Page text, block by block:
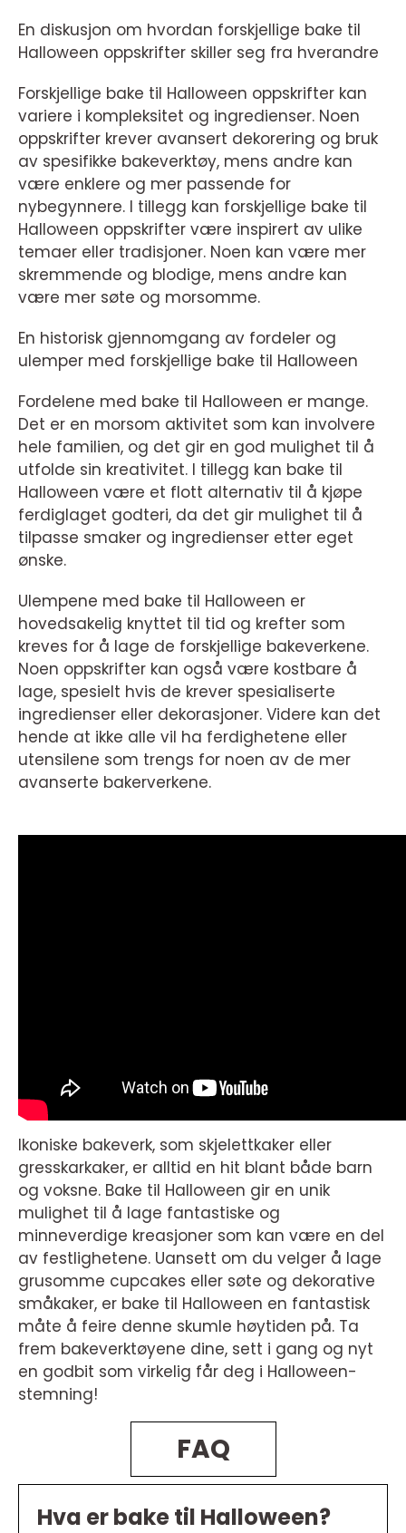
En diskusjon om hvordan forskjellige bake til
Halloween oppskrifter skiller seg fra hverandre
Forskjellige bake til Halloween oppskrifter kan
variere i kompleksitet og ingredienser. Noen
oppskrifter krever avansert dekorering og bruk
av spesifikke bakeverktøy, mens andre kan
være enklere og mer passende for
nybegynnere. I tillegg kan forskjellige bake til
Halloween oppskrifter være inspirert av ulike
temaer eller tradisjoner. Noen kan være mer
skremmende og blodige, mens andre kan
være mer søte og morsomme.
En historisk gjennomgang av fordeler og
ulemper med forskjellige bake til Halloween
Fordelene med bake til Halloween er mange.
Det er en morsom aktivitet som kan involvere
hele familien, og det gir en god mulighet til å
utfolde sin kreativitet. I tillegg kan bake til
Halloween være et flott alternativ til å kjøpe
ferdiglaget godteri, da det gir mulighet til å
tilpasse smaker og ingredienser etter eget
ønske.
Ulempene med bake til Halloween er
hovedsakelig knyttet til tid og krefter som
kreves for å lage de forskjellige bakeverkene.
Noen oppskrifter kan også være kostbare å
lage, spesielt hvis de krever spesialiserte
ingredienser eller dekorasjoner. Videre kan det
hende at ikke alle vil ha ferdighetene eller
utensilene som trengs for noen av de mer
avanserte bakerverkene.
Ikoniske bakeverk, som skjelettkaker eller
gresskarkaker, er alltid en hit blant både barn
og voksne. Bake til Halloween gir en unik
mulighet til å lage fantastiske og
minneverdige kreasjoner som kan være en del
av festlighetene. Uansett om du velger å lage
grusomme cupcakes eller søte og dekorative
småkaker, er bake til Halloween en fantastisk
måte å feire denne skumle høytiden på. Ta
frem bakeverktøyene dine, sett i gang og nyt
en godbit som virkelig får deg i Halloween-
stemning!
FAQ
Hva er bake til Halloween?